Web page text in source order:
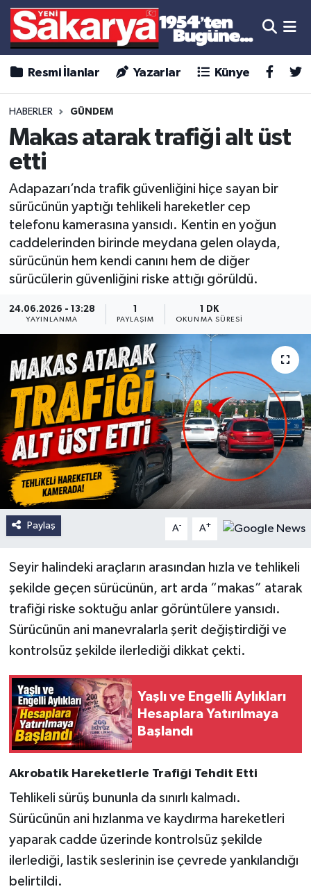
Resmi İlanlar Yazarlar Künye
HABERLER GÜNDEM
Makas atarak trafiği alt üst
etti
Adapazarı’nda trafik güvenliğini hiçe sayan bir
sürücünün yaptığı tehlikeli hareketler cep
telefonu kamerasına yansıdı. Kentin en yoğun
caddelerinden birinde meydana gelen olayda,
sürücünün hem kendi canını hem de diğer
sürücülerin güvenliğini riske attığı görüldü.
24.06.2026 - 13:28
YAYINLANMA PAYLAŞIM
1 DK
OKUNMA SÜRESI
Paylaş A- A+
Seyir halindeki araçların arasından hızla ve tehlikeli
şekilde geçen sürücünün, art arda “makas” atarak
trafiği riske soktuğu anlar görüntülere yansıdı.
Sürücünün ani manevralarla şerit değiştirdiği ve
kontrolsüz şekilde ilerlediği dikkat çekti.
Yaşlı ve Engelli Aylıkları
Hesaplara Yatırılmaya
Başlandı
Akrobatik Hareketlerle Trafiği Tehdit Etti
Tehlikeli sürüş bununla da sınırlı kalmadı.
Sürücünün ani hızlanma ve kaydırma hareketleri
yaparak cadde üzerinde kontrolsüz şekilde
ilerlediği, lastik seslerinin ise çevrede yankılandığı
belirtildi.